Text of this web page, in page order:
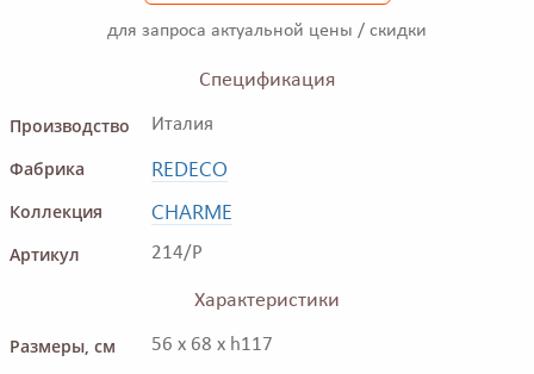
для запроса актуальной цены / скидки
Спецификация
Производство
Италия
Фабрика REDECO
Коллекция CHARME
Артикул 214/P
Характеристики
Размеры, см
56 x 68 x h117